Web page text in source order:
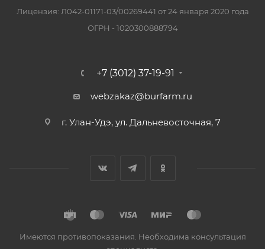
Лицензия: Л042-01171-03/00269441 от 24 января 2020 года
ОГРН - 1020300888794
+7 (3012) 37-19-91
webzakaz@burfarm.ru
г. Улан-Удэ, ул. Дальневосточная, 7
Имеются противопоказания. Необходима консультация